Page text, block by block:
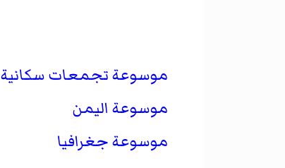
موسوعة تجمعات سكانية
موسوعة اليمن
موسوعة جغرافيا